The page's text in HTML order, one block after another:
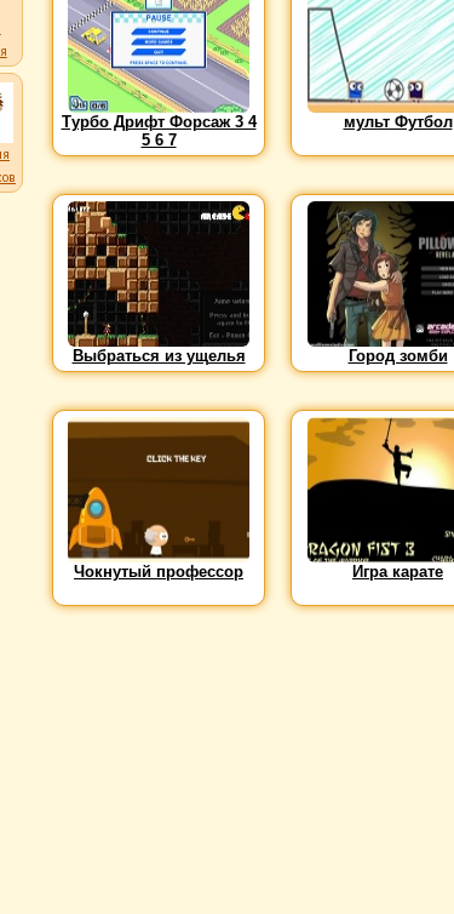
Турбо Дрифт Форсаж 3 4
5 6 7
мульт Футбол
Выбраться из ущелья Город зомби
Чокнутый профессор Игра карате